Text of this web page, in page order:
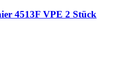
4513F VPE 2 Stück